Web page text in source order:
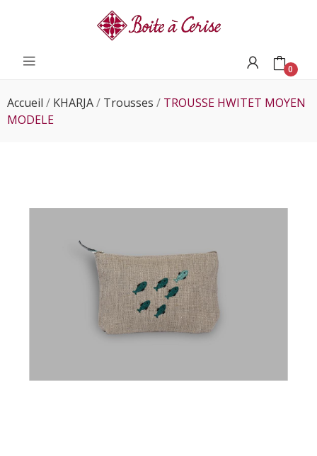
0
Accueil KHARJA Trousses
TROUSSE HWITET MOYEN
MODELE